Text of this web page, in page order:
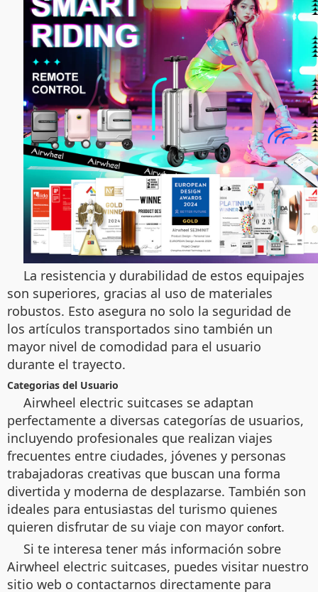
La resistencia y durabilidad de estos equipajes
son superiores, gracias al uso de materiales
robustos. Esto asegura no solo la seguridad de
los artículos transportados sino también un
mayor nivel de comodidad para el usuario
durante el trayecto.
Categorias del Usuario
Airwheel electric suitcases se adaptan
perfectamente a diversas categorías de usuarios,
incluyendo profesionales que realizan viajes
frecuentes entre ciudades, jóvenes y personas
trabajadoras creativas que buscan una forma
divertida y moderna de desplazarse. También son
ideales para entusiastas del turismo quienes
quieren disfrutar de su viaje con mayor confort.
Si te interesa tener más información sobre
Airwheel electric suitcases, puedes visitar nuestro
sitio web o contactarnos directamente para